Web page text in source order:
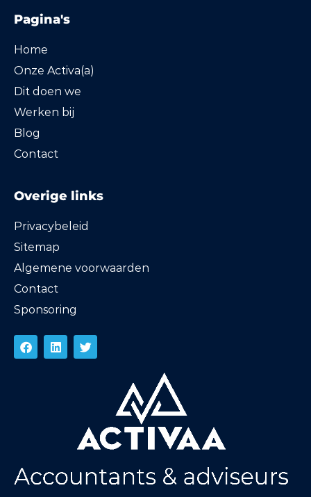
Pagina's
Home
Onze Activa(a)
Dit doen we
Werken bij
Blog
Contact
Overige links
Privacybeleid
Sitemap
Algemene voorwaarden
Contact
Sponsoring